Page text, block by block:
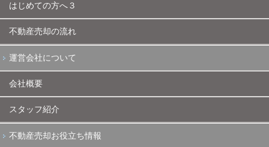
はじめての方へ３
不動産売却の流れ
運営会社について
会社概要
スタッフ紹介
不動産売却お役立ち情報